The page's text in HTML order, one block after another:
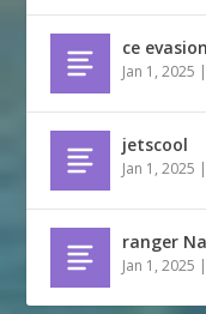
ce evasion
Jan 1, 2025
jetscool
Jan 1, 2025
ranger
Jan 1, 2025